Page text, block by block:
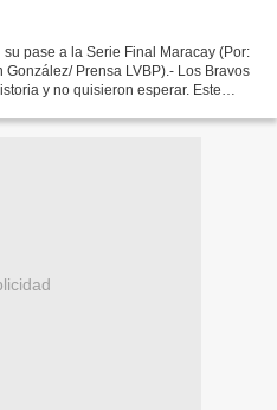
la Serie Final Maracay (Por:
Prensa LVBP).- Los Bravos
y no quisieron esperar. Este